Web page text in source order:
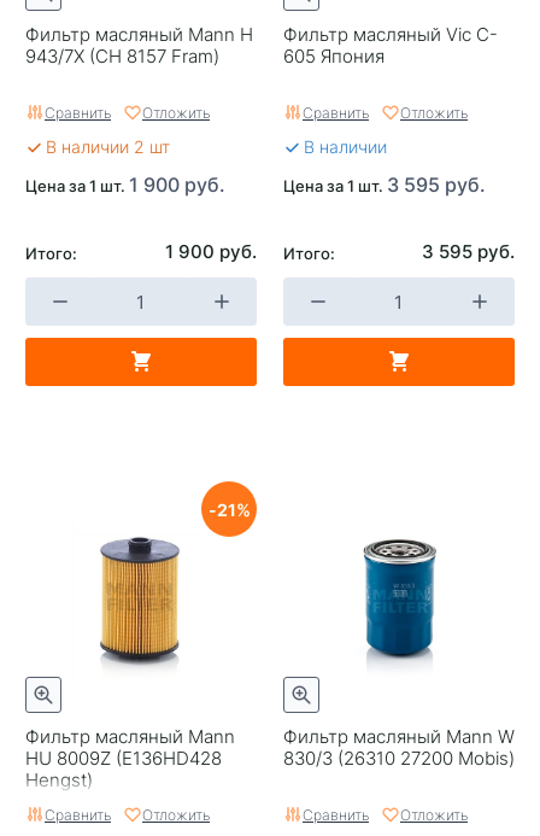
Фильтр масляный Mann H
943/7X (CH 8157 Fram)
Сравнить Отложить
В наличии 2 шт
Цена за 1 шт. 1 900 руб.
Итого: 1 900 руб.
Фильтр масляный Vic C-
605 Япония
Сравнить Отложить
В наличии
Цена за 1 шт. 3 595 руб.
Итого: 3 595 руб.
Фильтр масляный Mann
HU 8009Z (E136HD428
Hengst)
21
Сравнить Отложить
Фильтр масляный Mann W
830/3 (26310 27200 Mobis)
Сравнить Отложить